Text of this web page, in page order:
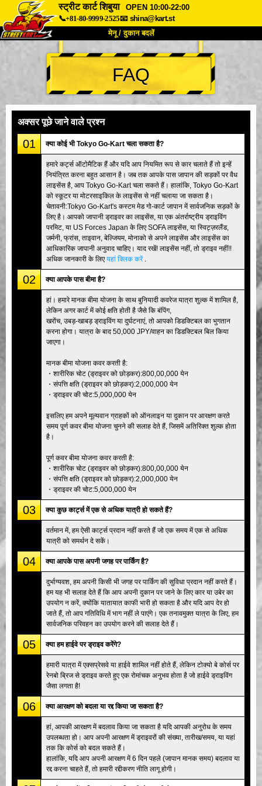
स्ट्रीट कार्ट शिबुया
OPEN 10:00-22:00
📞+81-80-9999-2525📧 shina@kart.st
मेनू / दुकान बदलें
TOP
हमारे बारे में विशेषताएँ कीमत
कंपनी
टोक्यो शिनागावा #1 टोक्यो अकीहबारा#1
टोक्यो अकीहबारा#2 टोक्यो शिबुया
टोक्यो शिबुया एनेक्स टोक्यो बे
टोक्यो असाकुसा ओसाका
ओकिनावा
FAQ
अक्सर पूछे जाने वाले प्रश्न
01 क्या कोई भी Tokyo Go-Kart चला सकता है?
हमारे कर्ट्स ऑटोमैटिक हैं और यदि आप नियमित रूप से कार चलाते हैं तो इन्हें
नियंत्रित करना बहुत आसान है। जब तक आपके पास जापान की सड़कों पर वैध
लाइसेंस है, आप Tokyo Go-Kart चला सकते हैं। हालांकि, Tokyo Go-Kart
को स्कूटर या मोटरसाइकिल के लाइसेंस से नहीं चलाया जा सकता है।
चेतावनी:Tokyo Go-Kart's कस्टम मेड गो-कार्ट जापान में सार्वजनिक सड़कों के
लिए है। आपको जापानी ड्राइवर का लाइसेंस, या एक अंतर्राष्ट्रीय ड्राइविंग
परमिट, या US Forces Japan के लिए SOFA लाइसेंस, या स्विट्ज़रलैंड,
जर्मनी, फ्रांस, ताइवान, बेल्जियम, मोनाको से अपने लाइसेंस और लाइसेंस का
आधिकारिक जापानी अनुवाद चाहिए। याद रखें! लाइसेंस नहीं, तो ड्राइव नहीं!!
अधिक जानकारी के लिएयहां क्लिक करें.
02 क्या आपके पास बीमा है?
हां। हमारे मानक बीमा योजना के साथ बुनियादी कवरेज यात्रा शुल्क में शामिल है,
लेकिन अगर कार्ट में कोई क्षति होती है जैसे कि बंपिंग,
खरोंच, उबड़-खाबड़ ड्राइविंग या दुर्घटनाएं, तो आपको डिडक्टिबल का भुगतान
करना होगा। यात्रा के बाद 50,000 JPY/वाहन का डिडक्टिबल बिल किया
जाएगा।
मानक बीमा योजना कवर करती है:
・शारीरिक चोट (ड्राइवर को छोड़कर):800,00,000 येन
・संपत्ति क्षति (ड्राइवर को छोड़कर):2,000,000 येन
・ड्राइवर की चोट:5,000,000 येन
इसलिए हम अपने मूल्यवान ग्राहकों को ऑनलाइन या दुकान पर आरक्षण करते
समय पूर्ण कवर बीमा योजना चुनने की सलाह देते हैं, जिसमें अतिरिक्त शुल्क होता
है।
पूर्ण कवर बीमा योजना कवर करती है:
・शारीरिक चोट (ड्राइवर को छोड़कर):800,00,000 येन
・संपत्ति क्षति (ड्राइवर को छोड़कर):2,000,000 येन
・ड्राइवर की चोट:5,000,000 येन
03 क्या कुछ कार्ट्स में एक से अधिक यात्री हो सकते हैं?
वर्तमान में, हम ऐसी कार्ट्स प्रदान नहीं करते हैं जो एक समय में एक से अधिक
यात्री को समर्थन दे सकें।
04 क्या आपके पास अपनी जगह पर पार्किंग है?
दुर्भाग्यवश, हम अपनी किसी भी जगह पर पार्किंग की सुविधा प्रदान नहीं करते हैं।
हम यह भी सलाह देते हैं कि आप अपनी दुकान पर जाने के लिए कार या उबेर का
उपयोग न करें, क्योंकि यातायात काफी भारी हो सकता है और यदि आप देर हो
जाते हैं, तो आप गतिविधि में भाग नहीं ले पाएंगे। एक तनावमुक्त यात्रा के लिए, हम
सार्वजनिक परिवहन का उपयोग करने की सलाह देते हैं।
05 क्या हम हाईवे पर ड्राइव करेंगे?
हमारी यात्रा में एक्सप्रेसवे या हाईवे शामिल नहीं होते हैं, लेकिन टोक्यो बे कोर्स पर
रेनबो ब्रिज से ड्राइव करते हुए एक रोमांचक अनुभव होता है जो हाईवे ड्राइविंग
जैसा लगता है!
06 क्या आरक्षण को बदला या रद्द किया जा सकता है?
हां, आपकी आरक्षण में बदलाव किया जा सकता है यदि आपकी अनुरोध के समय
उपलब्धता हो। आप अपनी आरक्षण में ड्राइवरों की संख्या, तारीख/समय, या यहां
तक कि कोर्स को बदल सकते हैं।
हालांकि, यदि आप अपनी आरक्षण में 6 दिन पहले (जापान मानक समय) बदलाव या
रद्द करना चाहते हैं, तो हमारी रद्दीकरण नीति लागू होगी।